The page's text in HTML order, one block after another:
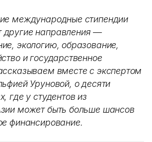
международные стипендии
направления —
экологию, образование,
и государственное
вместе с экспертом
Уруновой, о десяти
где у студентов из
может быть больше шансов
финансирование.